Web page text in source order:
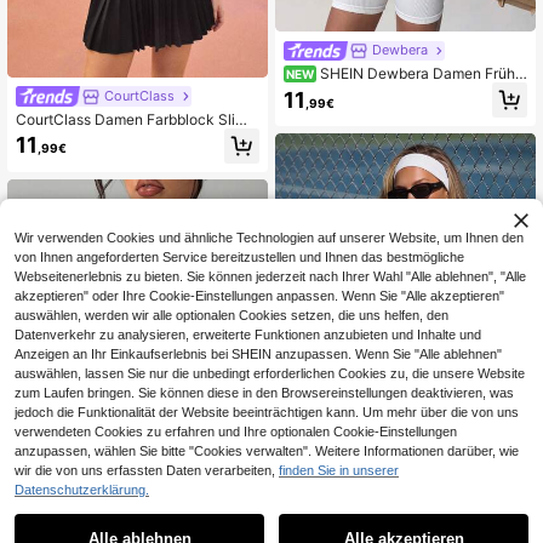
CourtClass
CourtClass Damen Farbblock Slim
Fit vielseitiges tägliches lässiges Sp
ort Poloshirt
11 ,99€
Dewbera
NEW SHEIN Dewbera Damen Frühli
ngs-/Sommer-Polo-Shirt, figurbeto
nt, weiß mit Polka-Dot-Muster, Polo
eeignet für Freizeitkleidung, Laufe
n, Yoga, Fitness, Tennis, Golf, Radfa
hren
11 ,99€
block Kurzarm Sport Poloshirt
1
Wir verwenden Cookies und ähnliche Technologien auf unserer Website, um Ihnen den
von Ihnen angeforderten Service bereitzustellen und Ihnen das bestmögliche
Webseitenerlebnis zu bieten. Sie können jederzeit nach Ihrer Wahl "Alle ablehnen", "Alle
akzeptieren" oder Ihre Cookie-Einstellungen anpassen. Wenn Sie "Alle akzeptieren"
auswählen, werden wir alle optionalen Cookies setzen, die uns helfen, den
Datenverkehr zu analysieren, erweiterte Funktionen anzubieten und Inhalte und
Anzeigen an Ihr Einkaufserlebnis bei SHEIN anzupassen. Wenn Sie "Alle ablehnen"
auswählen, lassen Sie nur die unbedingt erforderlichen Cookies zu, die unsere Website
zum Laufen bringen. Sie können diese in den Browsereinstellungen deaktivieren, was
jedoch die Funktionalität der Website beeinträchtigen kann. Um mehr über die von uns
verwendeten Cookies zu erfahren und Ihre optionalen Cookie-Einstellungen
anzupassen, wählen Sie bitte "Cookies verwalten". Weitere Informationen darüber, wie
wir die von uns erfassten Daten verarbeiten, finden Sie in unserer
Datenschutzerklärung.
Alle ablehnen Alle akzeptieren